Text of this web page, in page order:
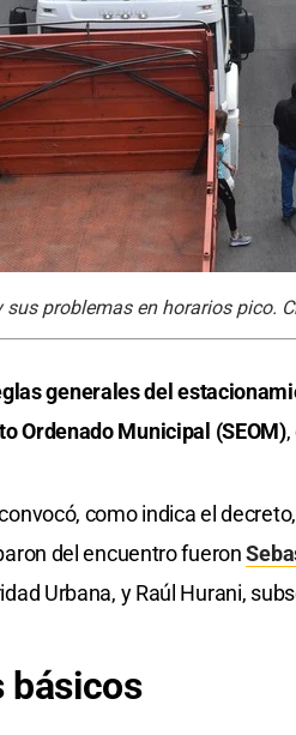
problemas en horarios pico.
generales del
Ordenado Municipal (SEOM),
como indica el
del encuentro fueron
Urbana, y Raúl Hurani,
básicos